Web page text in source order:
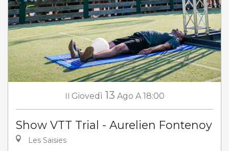
Il Giovedì 13 Ago A 18:00
Show VTT Trial - Aurelien Fontenoy
Les Saisies